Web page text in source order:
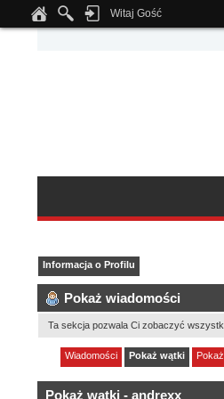
Notice: Undefined index: tapatalk_body_hook
Witaj Gość
Informacja o Profilu
Pokaż wiadomości
Ta sekcja pozwala Ci zobaczyć
Wiadomości Pokaż wątki
Pokaż wątki - andrexx